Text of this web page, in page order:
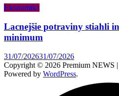
Ekonomika
Lacnejšie potraviny stiahli
minimum
31/07/202631/07/2026
Copyright © 2026 Premium NEWS
Powered by WordPress.